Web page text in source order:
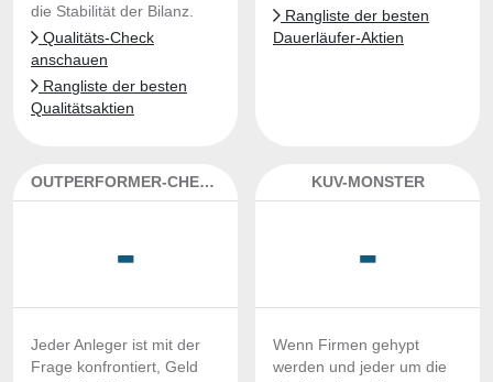
die Stabilität der Bilanz.
Qualitäts-Check
anschauen
Rangliste der besten
Qualitätsaktien
Rangliste der besten
Dauerläufer-Aktien
OUTPERFORMER-CHECK
-
Jeder Anleger ist mit der
Frage konfrontiert, Geld
KUV-MONSTER
-
Wenn Firmen gehypt
werden und jeder um die